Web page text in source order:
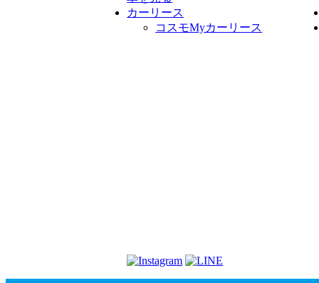
カーリース
コスモMyカーリース